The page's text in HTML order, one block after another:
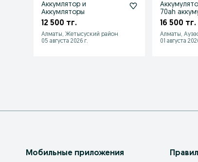
Аккумлятор и
Аккумляторы
12 500 тг.
Алматы, Жетысуский район
05 августа 2026 г.
70ah
16 500 тг.
Алматы,
01 августа
Мобильные приложения